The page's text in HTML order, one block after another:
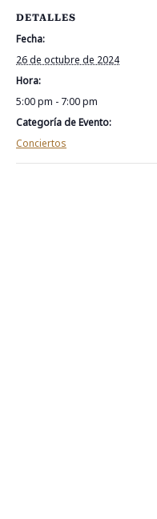
*Carlos Useda (Nicaragua)
DETALLES
Fecha:
26 de octubre de 2024
Hora:
5:00 pm - 7:00 pm
Categoría de Evento:
Conciertos